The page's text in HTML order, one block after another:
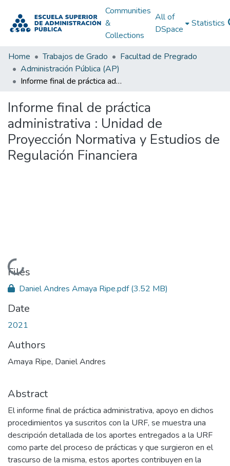
Communities
&
Collections
All of
DSpace
Statistics
Home Trabajos de Grado
Facultad de Pregrado
Administración Pública (AP)
Informe final de práctica administrativa : Unidad de Proyección Normativa y Estudios de Regulación Financiera
Informe final de práctica
administrativa : Unidad de
Proyección Normativa y Estudios de
Regulación Financiera
Loading...
Files
Daniel Andres Amaya Ripe.pdf(3.52 MB)
Date
2021
Authors
Amaya Ripe, Daniel Andres
Abstract
El informe final de práctica administrativa, apoyo en dichos
procedimientos ya suscritos con la URF, se muestra una
descripción detallada de los aportes entregados a la URF
como parte del proceso de prácticas y que surgieron en el
trascurso de la misma, estos aportes contribuyen en la